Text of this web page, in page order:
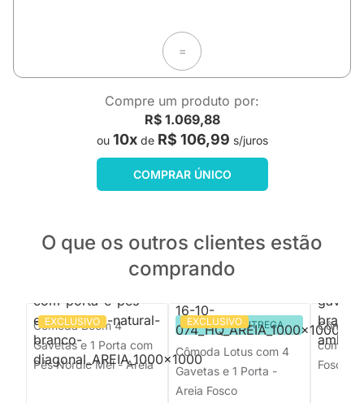
=
Compre um produto por:
R$ 1.069,88
ou 10xde R$ 106,99 s/juros
COMPRAR ÚNICO
O que os outros clientes estão
comprando
EXCLUSIVO
Cômoda Boom 4
Gavetas e 1 Porta com
Pés Nordic Mel - Areia
EXCLUSIVO
PRONTA ENTREGA
Cômoda Lotus com 4
Gavetas e 1 Porta -
Areia Fosco
com
Fosco